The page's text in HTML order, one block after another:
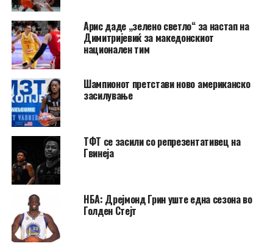
Арис даде „зелено светло“ за настап на
Димитријевиќ за македонскиот
национален тим
Шампионот претстави ново американско
засилување
ТФТ се засили со репрезентативец на
Гвинеја
НБА: Дрејмонд Грин уште една сезона во
Голден Стејт